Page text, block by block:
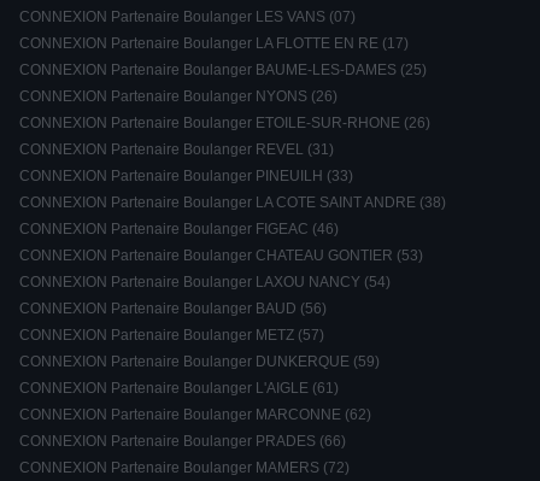
CONNEXION Partenaire Boulanger LES VANS (07)
CONNEXION Partenaire Boulanger LA FLOTTE EN RE (17)
CONNEXION Partenaire Boulanger BAUME-LES-DAMES (25)
CONNEXION Partenaire Boulanger NYONS (26)
CONNEXION Partenaire Boulanger ETOILE-SUR-RHONE (26)
CONNEXION Partenaire Boulanger REVEL (31)
CONNEXION Partenaire Boulanger PINEUILH (33)
CONNEXION Partenaire Boulanger LA COTE SAINT ANDRE (38)
CONNEXION Partenaire Boulanger FIGEAC (46)
CONNEXION Partenaire Boulanger CHATEAU GONTIER (53)
CONNEXION Partenaire Boulanger LAXOU NANCY (54)
CONNEXION Partenaire Boulanger BAUD (56)
CONNEXION Partenaire Boulanger METZ (57)
CONNEXION Partenaire Boulanger DUNKERQUE (59)
CONNEXION Partenaire Boulanger L'AIGLE (61)
CONNEXION Partenaire Boulanger MARCONNE (62)
CONNEXION Partenaire Boulanger PRADES (66)
CONNEXION Partenaire Boulanger MAMERS (72)